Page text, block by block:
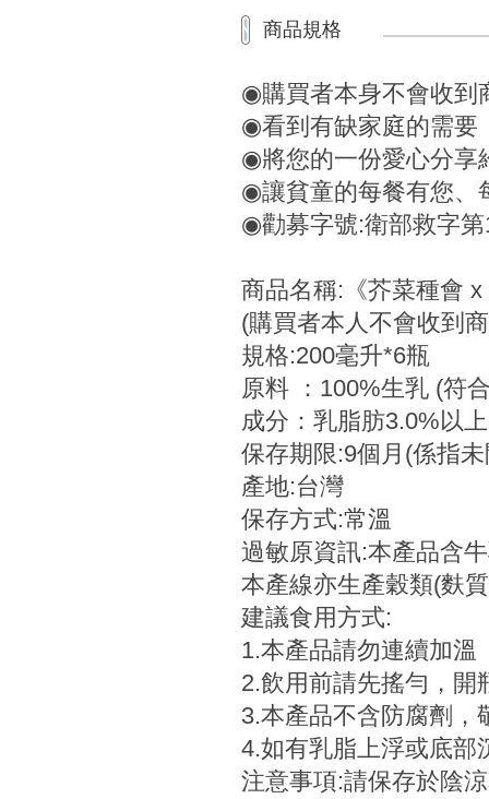
商品規格
◉購買者本身不會收到
◉看到有缺家庭的需要
◉將您的一份愛心分享
◉讓貧童的每餐有您、
◉勸募字號:衛部救字第
商品名稱:《芥菜種會
(購買者本人不會收到
規格:200毫升*6瓶
原料 ：100%生乳 (
成分：乳脂肪3.0%以
保存期限:9個月(係指
產地:台灣
保存方式:常溫
過敏原資訊:本產品
本產線亦生產穀類(麩
建議食用方式:
1.本產品請勿
2.飲用前請先搖
3.本產品不含防
4.如有乳脂上浮或底
注意事項:請保存於陰